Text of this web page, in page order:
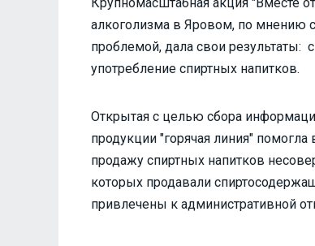
алкоголизма в Яровом, по мнению
проблемой, дала свои результаты:
употребление спиртных напитков.
Открытая с целью сбора
продукции "горячая линия"
продажу спиртных напитков
которых продавали
привлечены к административной